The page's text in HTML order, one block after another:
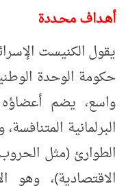
أهـداف محـددة
يقول الكنيست
حكومة الوحدة
واسع، يضم
البرلمانية
الطوارئ (مثل
الاقتصادية)،